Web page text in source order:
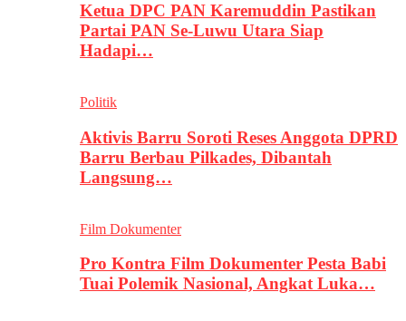
Ketua DPC PAN Karemuddin Pastikan
Partai PAN Se-Luwu Utara Siap
Hadapi…
Politik
Aktivis Barru Soroti Reses Anggota DPRD
Barru Berbau Pilkades, Dibantah
Langsung…
Film Dokumenter
Pro Kontra Film Dokumenter Pesta Babi
Tuai Polemik Nasional, Angkat Luka…